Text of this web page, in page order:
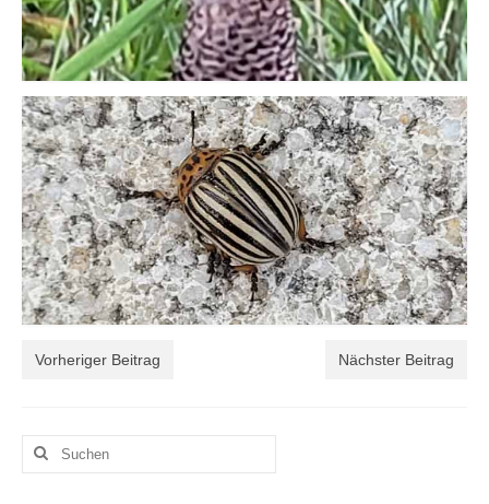
Vorheriger Beitrag Nächster Beitrag
Suche
nach: